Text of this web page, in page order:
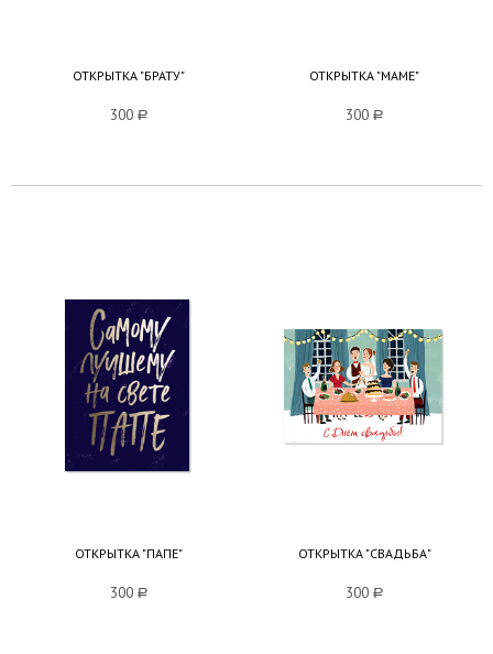
ОТКРЫТКА "БРАТУ"
300 a
ОТКРЫТКА "МАМЕ"
300 a
ОТКРЫТКА "ПАПЕ"
300 a
ОТКРЫТКА "СВАДЬБА"
300 a